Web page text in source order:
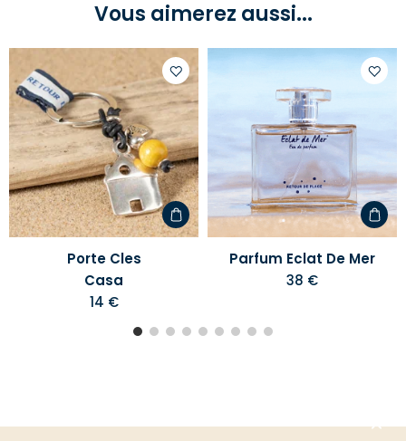
Vous aimerez aussi...
Ajouter
à
votre
liste
d'envies
Porte Cles
Casa
14 €
Parfum Eclat De Mer
38 €